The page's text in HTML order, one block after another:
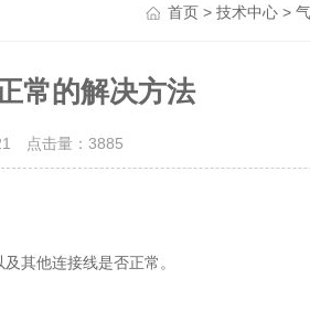
首页 > 技术中心 >
常的解决方法
点击量：3885
其他连接线是否正常。